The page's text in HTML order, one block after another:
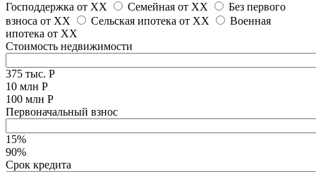
Господдержка от XX Семейная от XX
Без первого
взноса от XX Сельская ипотека от XX
Военная
ипотека от XX
Стоимость недвижимости
375 тыс. Р
10 млн Р
100 млн Р
Первоначальный взнос
15%
90%
Срок кредита